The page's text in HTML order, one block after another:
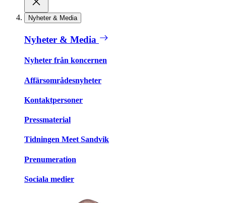
Nyheter & Media
Nyheter & Media
Nyheter från koncernen
Affärsområdesnyheter
Kontaktpersoner
Pressmaterial
Tidningen Meet Sandvik
Prenumeration
Sociala medier